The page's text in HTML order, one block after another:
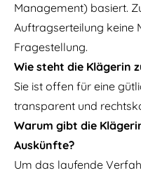
Management) basiert.
Auftragserteilung keine
Fragestellung.
Wie steht die Klägerin
Sie ist offen für eine
transparent und
Warum gibt die
Auskünfte?
Um das laufende